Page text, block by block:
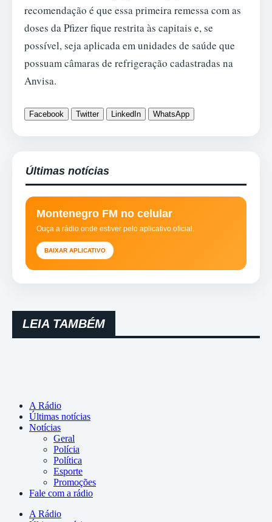
recomendação é que essa primeira remessa com as
doses da Pfizer fique restrita às capitais e, se
possível, seja aplicada em unidades de saúde que
possuam câmaras de refrigeração cadastradas na
Anvisa.
Facebook Twitter LinkedIn WhatsApp
Últimas notícias
Montenegro FM no celular
Ouça a rádio onde estiver pelo aplicativo oficial.
BAIXAR APLICATIVO
LEIA TAMBÉM
A Rádio
Últimas notícias
Notícias
Geral
Polícia
Política
Esporte
Promoções
Fale com a rádio
A Rádio